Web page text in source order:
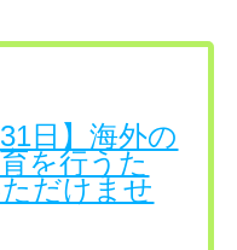
日】海外の
を行うた
だけませ